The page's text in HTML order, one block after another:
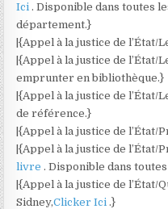
Ici. Disponible dans toutes
département.}
|{Appel à la justice de l’État/
|{Appel à la justice de l’État/
emprunter en bibliothèque.}
|{Appel à la justice de
de référence.}
|{Appel à la justice de l’État/
|{Appel à la justice de
livre. Disponible dans
|{Appel à la justice de
Sidney,Clicker Ici.}